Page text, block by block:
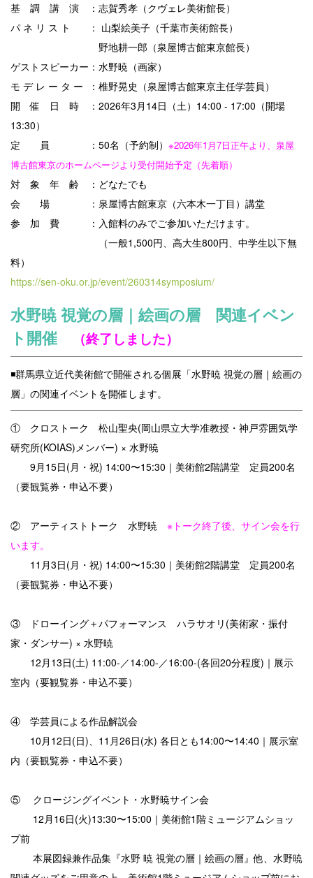
基 調 講 演 ：志賀秀孝（クヴェレ美術館長）
パ ネ リ ス ト ： 山梨絵美子（千葉市美術館長）
野地耕一郎（泉屋博古館東京館長）
ゲストスピーカー：水野暁（画家）
モ デ レ ー タ ー ：椎野晃史（泉屋博古館東京主任学芸員）
開 催 日 時 ：2026年3月14日（土）14:00 - 17:00（開場
13:30）
定 員 ：50名（予約制） ※2026年1月7日正午より、泉屋
博古館東京のホームページより受付開始予定（先着順）
対 象 年 齢 ：どなたでも
会 場 ：泉屋博古館東京（六本木一丁目）講堂
参 加 費 ：入館料のみでご参加いただけます。
（一般1,500円、高大生800円、中学生以下無
料）
https://sen-oku.or.jp/event/260314symposium/
水野暁 視覚の層｜絵画の層 関連イベン
ト開催
（終了しました）
◾️群馬県立近代美術館で開催される個展「水野暁 視覚の層｜絵画の
層」の関連イベントを開催します。
① クロストーク 松山聖央(岡山県立大学准教授・神戸雰囲気学
研究所(KOIAS)メンバー) × 水野暁
9月15日(月・祝) 14:00〜15:30｜美術館2階講堂 定員200名
（要観覧券・申込不要）
② アーティストトーク 水野暁 ※トーク終了後、サイン会を行
います。
11月3日(月・祝) 14:00〜15:30｜美術館2階講堂 定員200名
（要観覧券・申込不要）
③ ドローイング＋パフォーマンス ハラサオリ(美術家・振付
家・ダンサー) × 水野暁
12月13日(土) 11:00-／14:00-／16:00-(各回20分程度)｜展示
室内（要観覧券・申込不要）
④ 学芸員による作品解説会
10月12日(日)、11月26日(水) 各日とも14:00〜14:40｜展示室
内（要観覧券・申込不要）
⑤ クロージングイベント・水野暁サイン会
12月16日(火)13:30〜15:00｜美術館1階ミュージアムショッ
プ前
本展図録兼作品集『水野 暁 視覚の層｜絵画の層』他、水野暁